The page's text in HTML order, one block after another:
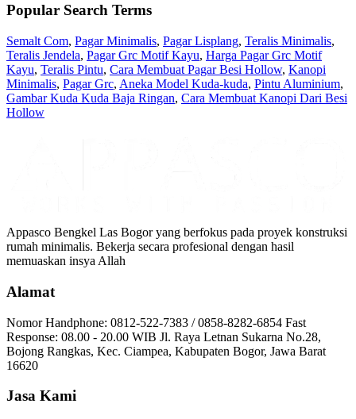
Popular Search Terms
Semalt Com, Pagar Minimalis, Pagar Lisplang, Teralis Minimalis,
Teralis Jendela, Pagar Grc Motif Kayu, Harga Pagar Grc Motif
Kayu, Teralis Pintu, Cara Membuat Pagar Besi Hollow, Kanopi
Minimalis, Pagar Grc, Aneka Model Kuda-kuda, Pintu Aluminium,
Gambar Kuda Kuda Baja Ringan, Cara Membuat Kanopi Dari Besi
Hollow
Appasco Bengkel Las Bogor yang berfokus pada proyek konstruksi
rumah minimalis. Bekerja secara profesional dengan hasil
memuaskan insya Allah
Alamat
Nomor Handphone: 0812-522-7383 / 0858-8282-6854 Fast
Response: 08.00 - 20.00 WIB Jl. Raya Letnan Sukarna No.28,
Bojong Rangkas, Kec. Ciampea, Kabupaten Bogor, Jawa Barat
16620
Jasa Kami